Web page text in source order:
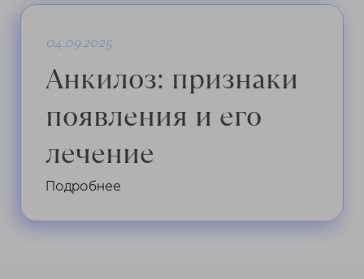
04.09.2025
Анкилоз: признаки
появления и его
лечение
Подробнее